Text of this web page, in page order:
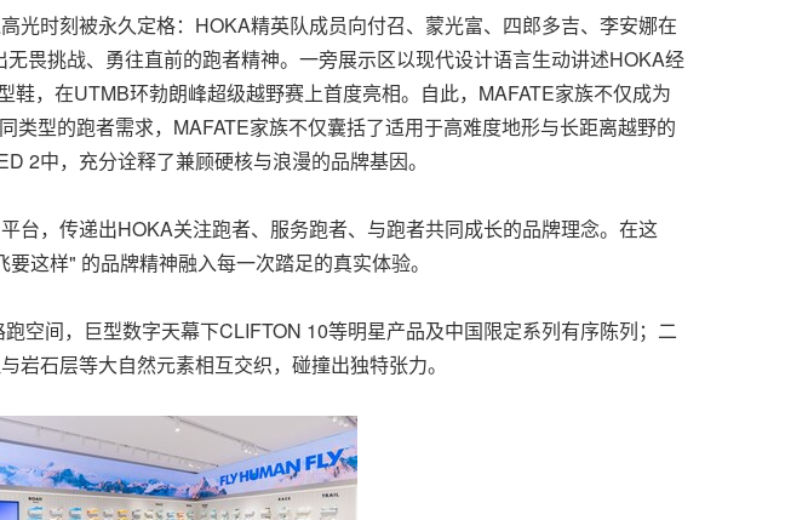
时刻被永久定格：HOKA精英队成员向付召、蒙光富、四郎多吉、李安娜在
畏挑战、勇往直前的跑者精神。一旁展示区以现代设计语言生动讲述HOKA经
，在UTMB环勃朗峰超级越野赛上首度亮相。自此，MAFATE家族不仅成为
型的跑者需求，MAFATE家族不仅囊括了适用于高难度地形与长距离越野的
2中，充分诠释了兼顾硬核与浪漫的品牌基因。
台，传递出HOKA关注跑者、服务跑者、与跑者共同成长的品牌理念。在这
这样" 的品牌精神融入每一次踏足的真实体验。
空间，巨型数字天幕下CLIFTON 10等明星产品及中国限定系列有序陈列；二
石层等大自然元素相互交织，碰撞出独特张力。